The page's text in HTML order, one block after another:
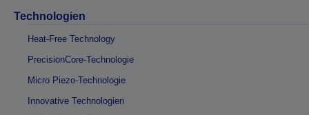
Technologien
Heat-Free Technology
PrecisionCore-Technologie
Micro Piezo-Technologie
Innovative Technologien